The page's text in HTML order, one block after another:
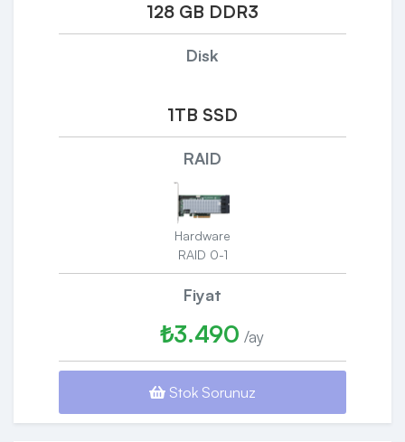
128 GB DDR3
Disk
1TB SSD
RAID
Hardware
RAID 0-1
Fiyat
₺3.490 /ay
Stok Sorunuz